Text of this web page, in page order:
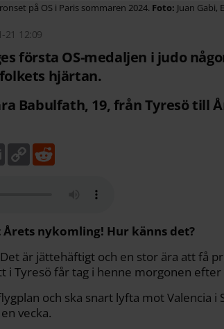
på OS i Paris sommaren 2024. Juan Gabi,
21 12:09
första OS-medaljen i judo
hjärtan.
Babulfath, 19, från Tyresö till
E
m
C
o
k nykomling! Hur känns det?
är jättehäftigt och en stor ära att få
i Tyresö får tag i henne morgonen
och ska snart lyfta mot Valencia i
vecka.